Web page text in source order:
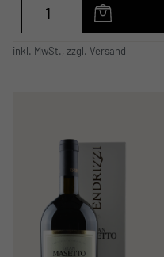
inkl. MwSt., zzgl. Versand